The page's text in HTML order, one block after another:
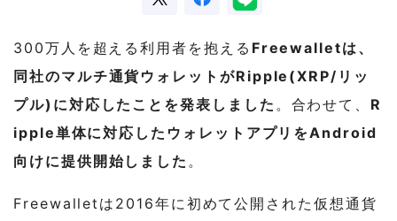
300万人を超える利用者を抱える Freewalletは、
同社のマルチ通貨ウォレットがRipple(XRP/リッ
プル)に対応したことを発表しました 。合わせて、 R
ipple単体に対応したウォレットアプリをAndroid
向けに提供開始しました 。
Freewalletは2016年に初めて公開された仮想通貨